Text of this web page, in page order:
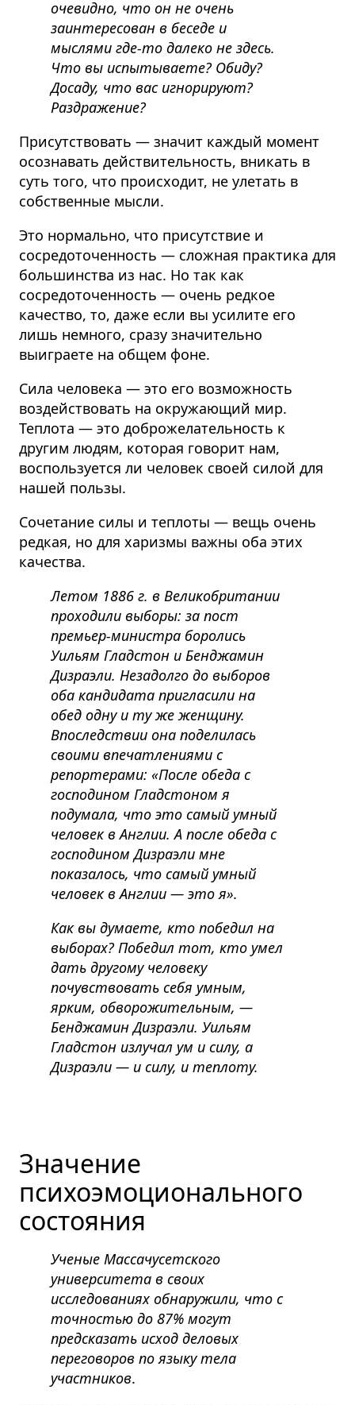
очевидно, что он не очень
заинтересован в беседе и
мыслями где-то далеко не здесь.
Что вы испытываете? Обиду?
Досаду, что вас игнорируют?
Раздражение?
Присутствовать — значит каждый момент
осознавать действительность, вникать в
суть того, что происходит, не улетать в
собственные мысли.
Это нормально, что присутствие и
сосредоточенность — сложная практика для
большинства из нас. Но так как
сосредоточенность — очень редкое
качество, то, даже если вы усилите его
лишь немного, сразу значительно
выиграете на общем фоне.
Сила человека — это его возможность
воздействовать на окружающий мир.
Теплота — это доброжелательность к
другим людям, которая говорит нам,
воспользуется ли человек своей силой для
нашей пользы.
Сочетание силы и теплоты — вещь очень
редкая, но для харизмы важны оба этих
качества.
Летом 1886 г. в Великобритании
проходили выборы: за пост
премьер-министра боролись
Уильям Гладстон и Бенджамин
Дизраэли. Незадолго до выборов
оба кандидата пригласили на
обед одну и ту же женщину.
Впоследствии она поделилась
своими впечатлениями с
репортерами: «После обеда с
господином Гладстоном я
подумала, что это самый умный
человек в Англии. А после обеда с
господином Дизраэли мне
показалось, что самый умный
человек в Англии — это я».
Как вы думаете, кто победил на
выборах? Победил тот, кто умел
дать другому человеку
почувствовать себя умным,
ярким, обворожительным, —
Бенджамин Дизраэли. Уильям
Гладстон излучал ум и силу, а
Дизраэли — и силу, и теплоту.
Значение
психоэмоционального
состояния
Ученые Массачусетского
университета в своих
исследованиях обнаружили, что с
точностью до 87% могут
предсказать исход деловых
переговоров по языку тела
участников.